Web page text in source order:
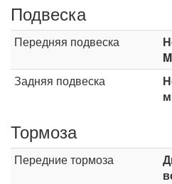
Подвеска
Передняя подвеска
Задняя подвеска
Тормоза
Передние тормоза